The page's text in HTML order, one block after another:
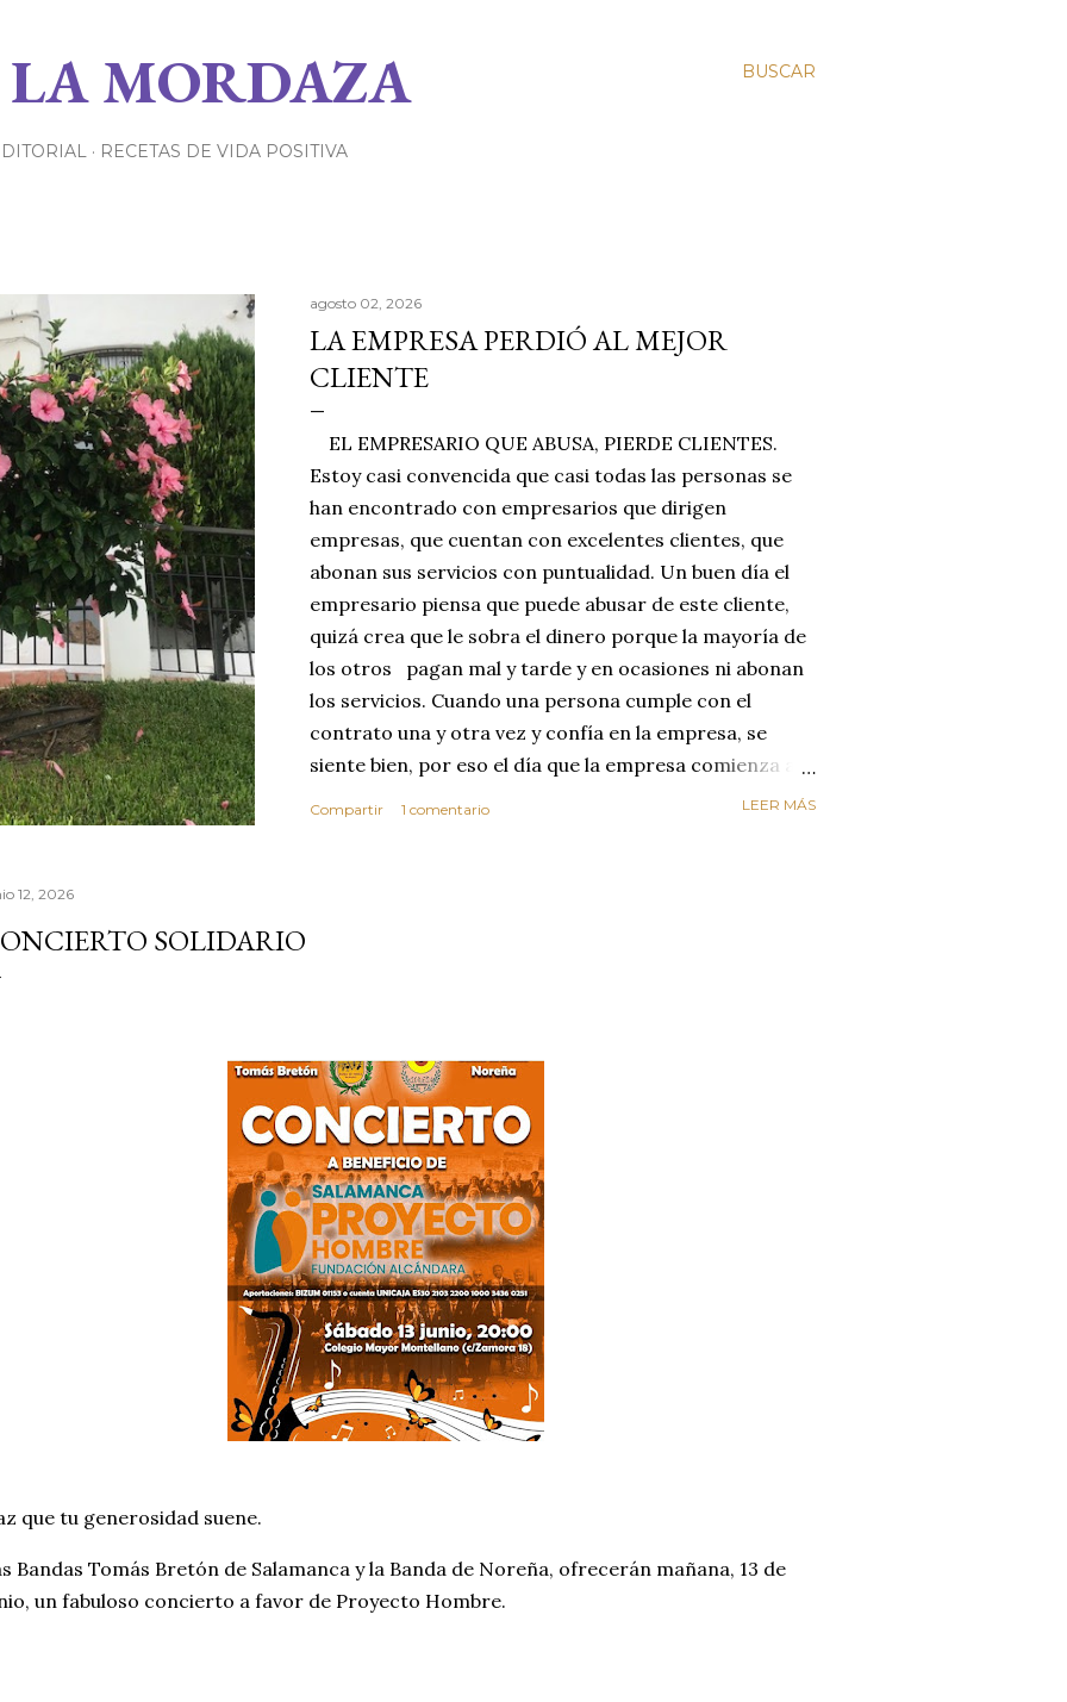
BUSCAR
MORDAZA
RECETAS DE VIDA POSITIVA
agosto 02, 2026
LA EMPRESA PERDIÓ AL MEJOR
CLIENTE
EL EMPRESARIO QUE ABUSA, PIERDE CLIENTES.
Estoy casi convencida que casi todas las personas se
han encontrado con empresarios que dirigen
empresas, que cuentan con excelentes clientes, que
abonan sus servicios con puntualidad. Un buen día el
empresario piensa que puede abusar de este cliente,
quizá crea que le sobra el dinero porque la mayoría de
los otros pagan mal y tarde y en ocasiones ni abonan
los servicios. Cuando una persona cumple con el
contrato una y otra vez y confía en la empresa, se
siente bien, por eso el día que la empresa comienza a
dond...
Compartir 1 comentario LEER MÁS
12, 2026
SOLIDARIO
que tu generosidad suene.
Bandas Tomás Bretón de Salamanca y la Banda de Noreña, ofrecerán mañana, 13 de
un fabuloso concierto a favor de Proyecto Hombre.